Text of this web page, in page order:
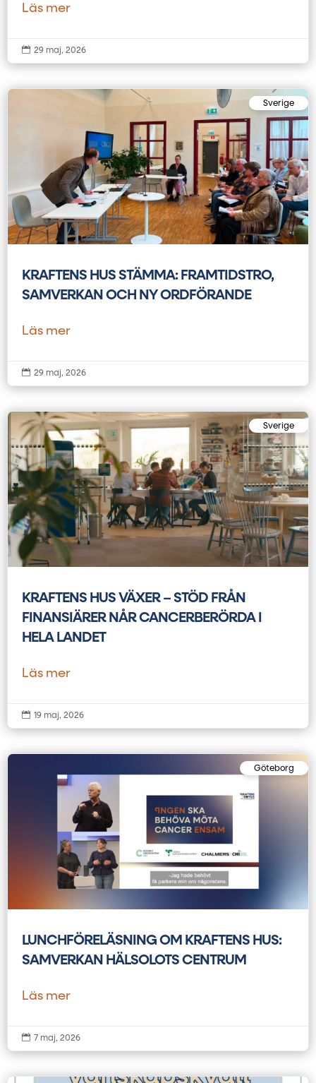
Läs mer
 29 maj, 2026
Sverige
KRAFTENS HUS STÄMMA: FRAMTIDSTRO,
SAMVERKAN OCH NY ORDFÖRANDE
Läs mer
 29 maj, 2026
Sverige
KRAFTENS HUS VÄXER – STÖD FRÅN
FINANSIÄRER NÅR CANCERBERÖRDA I
HELA LANDET
Läs mer
 19 maj, 2026
Göteborg
LUNCHFÖRELÄSNING OM KRAFTENS HUS:
SAMVERKAN HÄLSOLOTS CENTRUM
Läs mer
 7 maj, 2026